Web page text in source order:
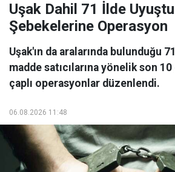
Uşak Dahil 71 İlde
Şebekelerine Operasyon
Uşak'ın da aralarında bulunduğu
madde satıcılarına yönelik son
çaplı operasyonlar düzenlendi.
06.08.2026 11:48